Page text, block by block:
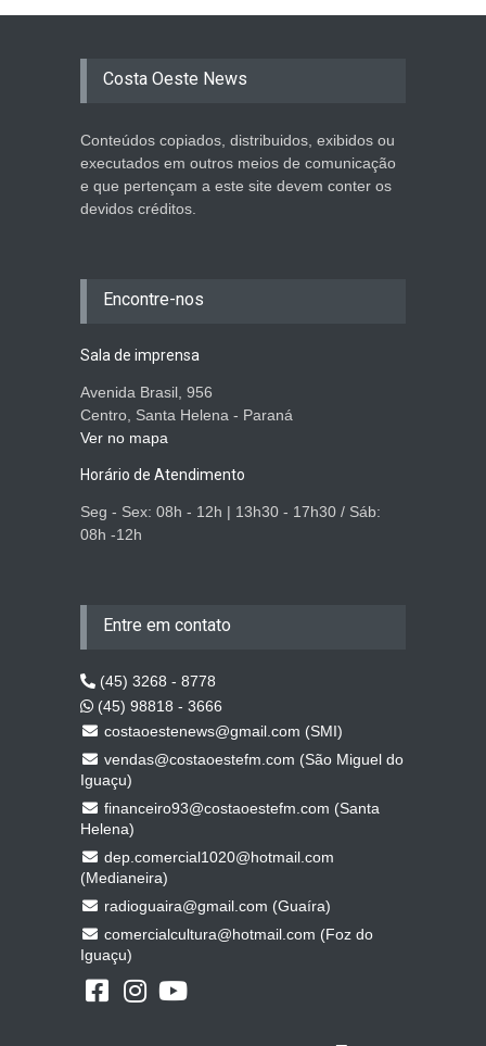
Costa Oeste News
Conteúdos copiados, distribuidos, exibidos ou
executados em outros meios de comunicação
e que pertençam a este site devem conter os
devidos créditos.
Encontre-nos
Sala de imprensa
Avenida Brasil, 956
Centro, Santa Helena - Paraná
Ver no mapa
Horário de Atendimento
Seg - Sex: 08h - 12h | 13h30 - 17h30 / Sáb:
08h -12h
Entre em contato
(45) 3268 - 8778
(45) 98818 - 3666
costaoestenews@gmail.com (SMI)
vendas@costaoestefm.com (São Miguel do
Iguaçu)
financeiro93@costaoestefm.com (Santa
Helena)
dep.comercial1020@hotmail.com
(Medianeira)
radioguaira@gmail.com (Guaíra)
comercialcultura@hotmail.com (Foz do
Iguaçu)